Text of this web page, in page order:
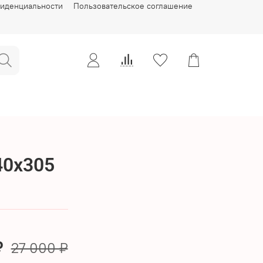
Пользовательское соглашение
27 000 ₽